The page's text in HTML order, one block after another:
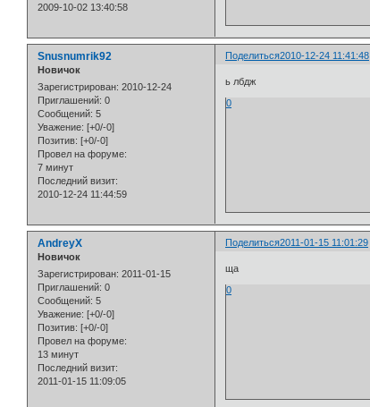
2009-10-02 13:40:58
Поделиться2010-12-24 11:41:48
Snusnumrik92
Новичок
Зарегистрирован: 2010-12-24
Приглашений: 0
Сообщений: 5
Уважение: [+0/-0]
Позитив: [+0/-0]
Провел на форуме:
7 минут
Последний визит:
2010-12-24 11:44:59
ь лбдж
0
Поделиться2011-01-15 11:01:29
AndreyX
Новичок
Зарегистрирован: 2011-01-15
Приглашений: 0
Сообщений: 5
Уважение: [+0/-0]
Позитив: [+0/-0]
Провел на форуме:
13 минут
Последний визит:
2011-01-15 11:09:05
ща
0